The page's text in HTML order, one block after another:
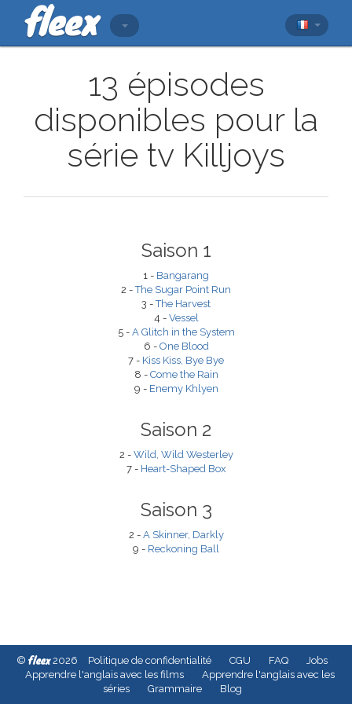
13 épisodes
disponibles pour la
série tv Killjoys
Saison 1
1 - Bangarang
2 -The Sugar Point Run
3 -The Harvest
4 - Vessel
5 - A Glitch in the System
6 - One Blood
7 - Kiss Kiss, Bye Bye
8 - Come the Rain
9 - Enemy Khlyen
Saison 2
2 - Wild, Wild Westerley
7 - Heart-Shaped Box
Saison 3
2 - A Skinner, Darkly
9 - Reckoning Ball
© fleex2026 Politique de confidentialité CGU FAQ
Jobs
Apprendre l'anglais avec les films
Apprendre l'anglais avec les
séries
Grammaire Blog